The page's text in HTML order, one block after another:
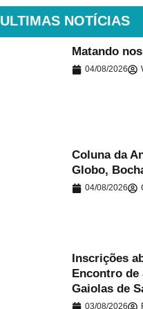
ULTIMAS NOTÍCIAS
Matando
04/08/2026
Coluna da
Globo,
04/08/2026
Inscrições
Encontro de
Gaiolas de
03/08/2026